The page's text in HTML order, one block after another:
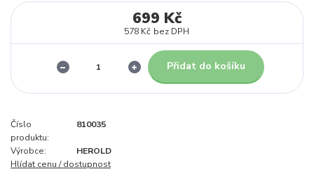
699 Kč
578 Kč bez DPH
Přidat do košíku
Číslo
produktu:
810035
Výrobce:
HEROLD
Hlídat cenu / dostupnost